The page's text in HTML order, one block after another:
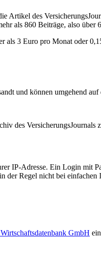
des
als 860 Beiträge, also
als 3 Euro pro Monat oder
und können umgehend
des VersicherungsJournals
IP-Adresse. Ein Login mit
der Regel nicht bei einfachen
GmbH